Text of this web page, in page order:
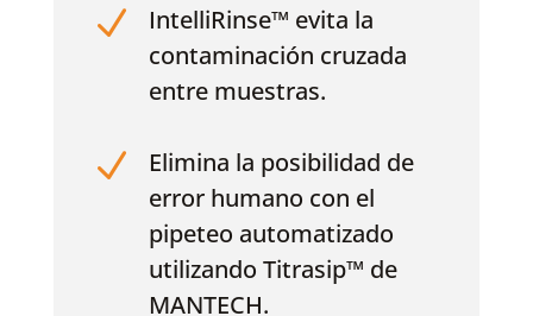
N
IntelliRinse™ evita la
contaminación cruzada
entre muestras.
N
Elimina la posibilidad de
error humano con el
pipeteo automatizado
utilizando Titrasip™ de
MANTECH.